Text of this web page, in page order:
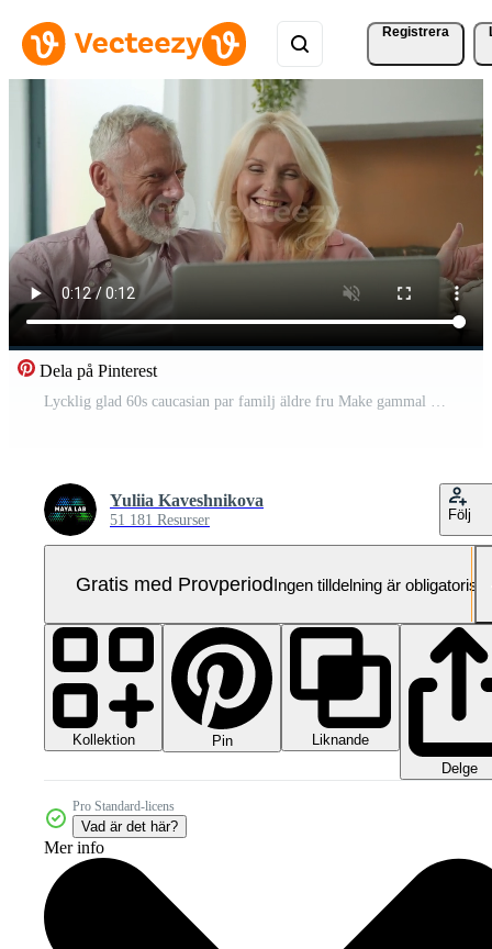
Registrera
Dela på Pinterest
Lycklig glad 60s caucasian par familj äldre fru Make gammal pensionerad kvinna kvinna man manlig håll kreditera kort njut av uppkopplad handla app betalande räkningar köpa internet beställa använder sig av bärbar dator dator inomhus- Pro Video
Yuliia Kaveshnikova
51 181 Resurser Följ
Gratis med ProvperiodIngen tilldelning är obligatorisk
Kollektion Pin
Liknande
Delge
Pro Standard-licens
Vad är det här?
Mer info